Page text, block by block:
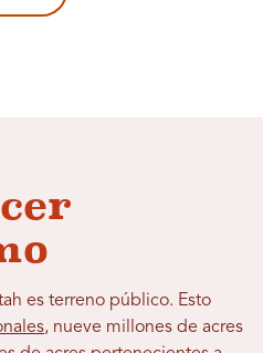
es terreno público. Esto
, nueve millones de acres